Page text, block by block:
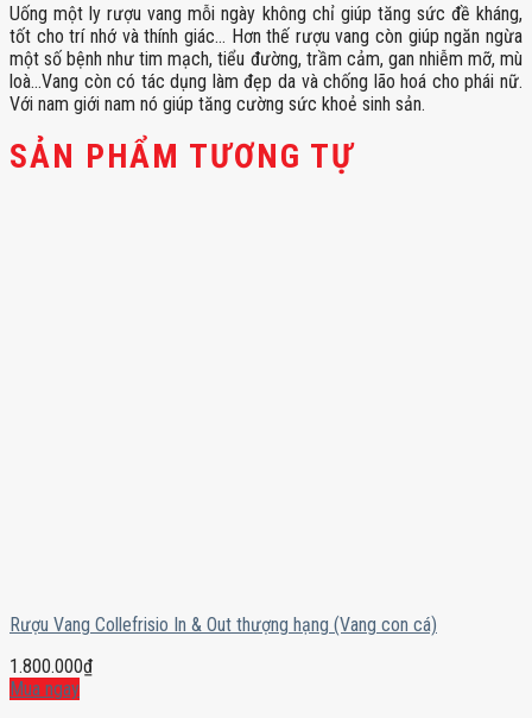
Uống một ly rượu vang mỗi ngày không chỉ giúp tăng sức đề kháng,
tốt cho trí nhớ và thính giác… Hơn thế rượu vang còn giúp ngăn ngừa
một số bệnh như tim mạch, tiểu đường, trầm cảm, gan nhiễm mỡ, mù
loà…Vang còn có tác dụng làm đẹp da và chống lão hoá cho phái nữ.
Với nam giới nam nó giúp tăng cường sức khoẻ sinh sản.
SẢN PHẨM TƯƠNG TỰ
Rượu Vang Collefrisio In & Out thượng hạng (Vang con cá)
1.800.000₫
Mua ngay